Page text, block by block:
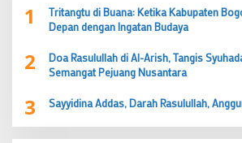
1
Tritangtu di Buana: Ketika Kabupaten
Depan dengan Ingatan Budaya
2
Doa Rasulullah di Al-Arish, Tangis
Semangat Pejuang Nusantara
3 Sayyidina Addas, Darah Rasulullah,